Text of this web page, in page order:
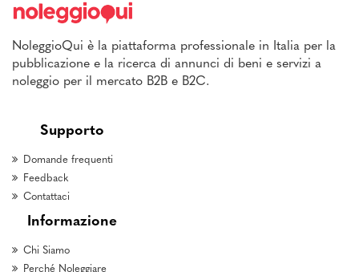
NoleggioQui è la piattaforma professionale in Italia per la
pubblicazione e la ricerca di annunci di beni e servizi a
noleggio per il mercato B2B e B2C.
Supporto
Domande frequenti
Feedback
Contattaci
Informazione
Chi Siamo
Perché Noleggiare